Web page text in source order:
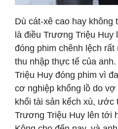
Dù cát-xê cao hay không
là điều Trương Triệu Huy
đóng phim chênh lệch
thu nhập thực tế của
Triệu Huy đóng phim vì
cơ nghiệp khổng lồ do
khối tài sản kếch xù, ước
Trương Triệu Huy lên tới